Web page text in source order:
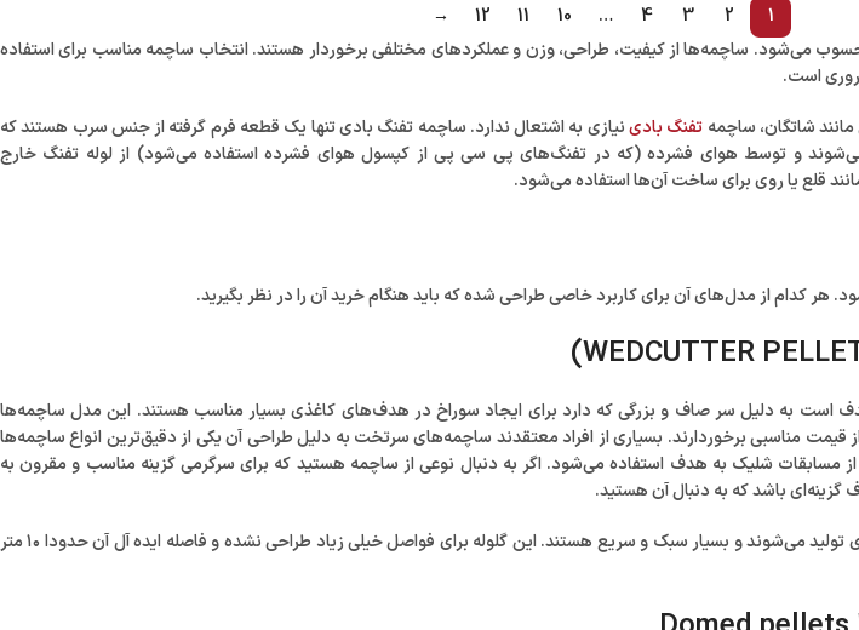
1
2
3
4
…
10
11
12
→
می‌شود. ساچمه‌ها از کیفیت، طراحی، وزن و عملکردهای مختلفی برخوردار هستند. انتخاب ساچمه مناسب برای استفاده
است.
شاتگان، ساچمه تفنگ بادینیازی به اشتعال ندارد. ساچمه تفنگ بادی تنها یک قطعه فرم گرفته از جنس سرب هستند که
و توسط هوای فشرده (که در تفنگ‌های پی سی پی از کپسول هوای فشرده استفاده می‌شود) از لوله تفنگ خارج
قلع یا روی برای ساخت آن‌ها استفاده می‌شود.
هر کدام از مدل‌های آن برای کاربرد خاصی طراحی شده که باید هنگام خرید آن را در نظر بگیرید.
است به دلیل سر صاف و بزرگی که دارد برای ایجاد سوراخ در هدف‌های کاغذی بسیار مناسب هستند. این مدل ساچمه‌ها
قیمت مناسبی برخوردارند. بسیاری از افراد معتقدند ساچمه‌های سرتخت به دلیل طراحی آن یکی از دقیق‌ترین انواع ساچمه‌ها
مسابقات شلیک به هدف استفاده می‌شود. اگر به دنبال نوعی از ساچمه هستید که برای سرگرمی گزینه مناسب و مقرون به
باشد که به دنبال آن هستید.
ساچمه‌های سرتخت به دلیل این که در مقادیر زیادی تولید می‌شوند و بسیار سبک و سریع هستند. این گلوله برای فواصل خیلی زیاد طراحی نشده و فاصله ایده آل آن حدودا ۱۰ متر